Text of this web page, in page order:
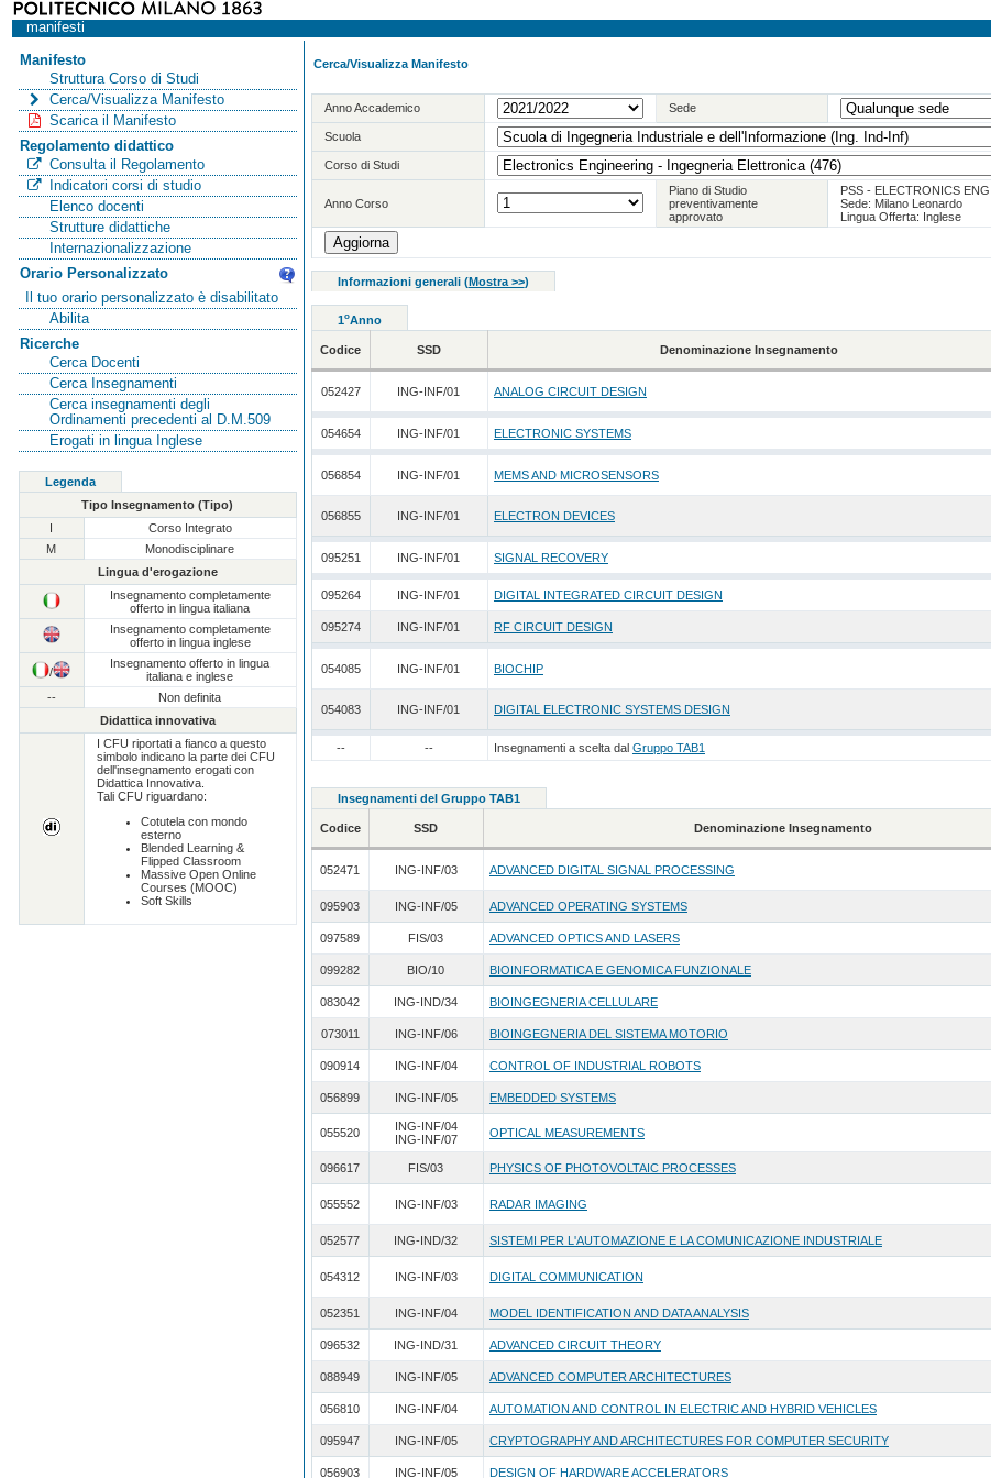
manifesti
Manifesto
Struttura Corso di Studi
Cerca/Visualizza Manifesto
Scarica il Manifesto
Regolamento didattico
Consulta il Regolamento
Indicatori corsi di studio
Elenco docenti
Strutture didattiche
Internazionalizzazione
Orario Personalizzato
Il tuo orario personalizzato è disabilitato
Abilita
Ricerche
Cerca Docenti
Cerca Insegnamenti
Cerca insegnamenti degli
Ordinamenti precedenti al D.M.509
Erogati in lingua Inglese
Legenda
Tipo Insegnamento (Tipo)
I
Corso Integrato
M
Monodisciplinare
Lingua d'erogazione
Insegnamento completamente
offerto in lingua italiana
Insegnamento completamente
offerto in lingua inglese
/
Insegnamento offerto in lingua
italiana e inglese
--
Non definita
Didattica innovativa
I CFU riportati a fianco a questo
simbolo indicano la parte dei CFU
dell'insegnamento erogati con
Didattica Innovativa.
Tali CFU riguardano:
Cotutela con mondo
esterno
Blended Learning &
Flipped Classroom
Massive Open Online
Courses (MOOC)
Soft Skills
Cerca/Visualizza Manifesto
Anno Accademico Sede
Scuola
Corso di Studi
Anno Corso
Piano di Studio
preventivamente
approvato
PSS - ELECTRONICS
Sede: Milano Leonardo
Lingua Offerta: Inglese
Informazioni generali (Mostra >>)
1oAnno
Codice SSD Denominazione Insegnamento
052427 ING-INF/01 ANALOG CIRCUIT DESIGN
054654 ING-INF/01 ELECTRONIC SYSTEMS
056854 ING-INF/01 MEMS AND MICROSENSORS
056855
ING-INF/01 ELECTRON DEVICES
095251 ING-INF/01 SIGNAL RECOVERY
095264 ING-INF/01 DIGITAL INTEGRATED CIRCUIT DESIGN
095274
ING-INF/01 RF CIRCUIT DESIGN
054085 ING-INF/01 BIOCHIP
054083
ING-INF/01 DIGITAL ELECTRONIC SYSTEMS DESIGN
-- -- Insegnamenti a scelta dal Gruppo TAB1
Insegnamenti del Gruppo TAB1
Codice SSD Denominazione Insegnamento
052471 ING-INF/03 ADVANCED DIGITAL SIGNAL PROCESSING
095903 ING-INF/05 ADVANCED OPERATING SYSTEMS
097589 FIS/03 ADVANCED OPTICS AND LASERS
099282 BIO/10 BIOINFORMATICA E GENOMICA FUNZIONALE
083042 ING-IND/34 BIOINGEGNERIA CELLULARE
073011 ING-INF/06 BIOINGEGNERIA DEL SISTEMA MOTORIO
090914 ING-INF/04 CONTROL OF INDUSTRIAL ROBOTS
056899 ING-INF/05 EMBEDDED SYSTEMS
055520
ING-INF/04
ING-INF/07
OPTICAL MEASUREMENTS
096617 FIS/03 PHYSICS OF PHOTOVOLTAIC PROCESSES
055552 ING-INF/03 RADAR IMAGING
052577 ING-IND/32 SISTEMI PER L'AUTOMAZIONE E LA COMUNICAZIONE INDUSTRIALE
054312 ING-INF/03 DIGITAL COMMUNICATION
052351 ING-INF/04 MODEL IDENTIFICATION AND DATA ANALYSIS
096532 ING-IND/31 ADVANCED CIRCUIT THEORY
088949 ING-INF/05 ADVANCED COMPUTER ARCHITECTURES
056810 ING-INF/04 AUTOMATION AND CONTROL IN ELECTRIC AND HYBRID VEHICLES
095947 ING-INF/05 CRYPTOGRAPHY AND ARCHITECTURES FOR COMPUTER SECURITY
056903 ING-INF/05 DESIGN OF HARDWARE ACCELERATORS